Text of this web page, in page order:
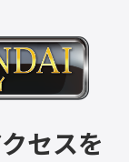
セスを